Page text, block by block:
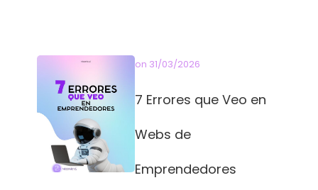
on 31/03/2026
7 Errores que Veo en
Webs de
Emprendedores